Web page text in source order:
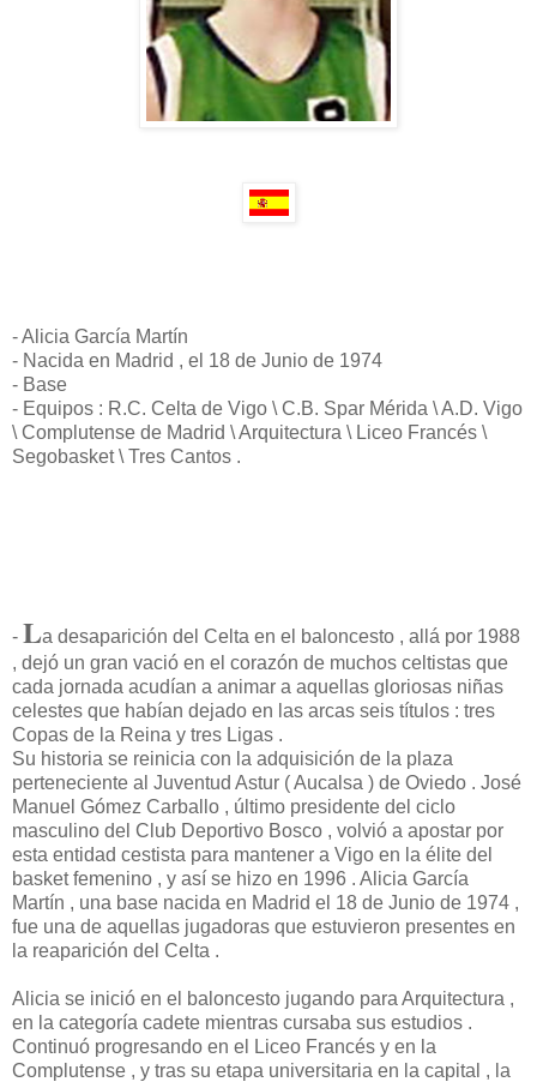
- Alicia García Martín
- Nacida en Madrid , el 18 de Junio de 1974
- Base
- Equipos : R.C. Celta de Vigo \ C.B. Spar Mérida \ A.D. Vigo
\ Complutense de Madrid \ Arquitectura \ Liceo Francés \
Segobasket \ Tres Cantos .
- La desaparición del Celta en el baloncesto , allá por 1988
, dejó un gran vació en el corazón de muchos celtistas que
cada jornada acudían a animar a aquellas gloriosas niñas
celestes que habían dejado en las arcas seis títulos : tres
Copas de la Reina y tres Ligas .
Su historia se reinicia con la adquisición de la plaza
perteneciente al Juventud Astur ( Aucalsa ) de Oviedo . José
Manuel Gómez Carballo , último presidente del ciclo
masculino del Club Deportivo Bosco , volvió a apostar por
esta entidad cestista para mantener a Vigo en la élite del
basket femenino , y así se hizo en 1996 . Alicia García
Martín , una base nacida en Madrid el 18 de Junio de 1974 ,
fue una de aquellas jugadoras que estuvieron presentes en
la reaparición del Celta .
Alicia se inició en el baloncesto jugando para Arquitectura ,
en la categoría cadete mientras cursaba sus estudios .
Continuó progresando en el Liceo Francés y en la
Complutense , y tras su etapa universitaria en la capital , la